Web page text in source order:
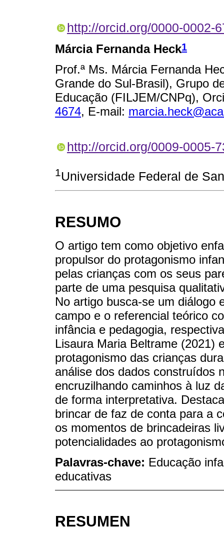
http://orcid.org/0000-0002-
Márcia Fernanda Heck1
Prof.ª Ms. Márcia Fernanda
Grande do Sul-Brasil), Grupo
Educação (FILJEM/CNPq),
4674, E-mail:
http://orcid.org/0009-0005-
1Universidade Federal de
RESUMO
O artigo tem como objetivo
propulsor do protagonismo
pelas crianças com os seus
parte de uma pesquisa
No artigo busca-se um diálogo
campo e o referencial teórico
infância e pedagogia,
Lisaura Maria Beltrame (2021)
protagonismo das crianças
análise dos dados construídos
encruzilhando caminhos à luz
de forma interpretativa.
brincar de faz de conta para a
os momentos de brincadeiras
potencialidades ao
Palavras-chave: Educação
educativas
RESUMEN